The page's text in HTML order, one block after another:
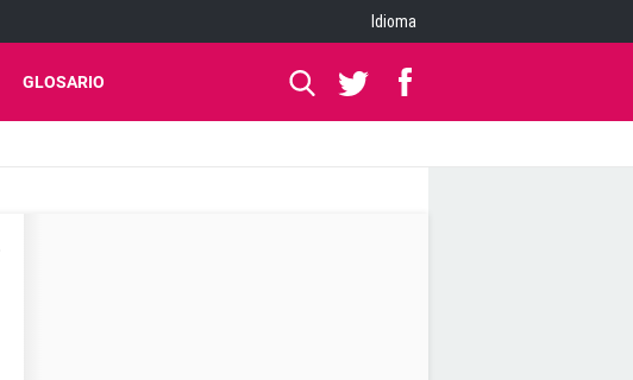
Idioma
GLOSARIO